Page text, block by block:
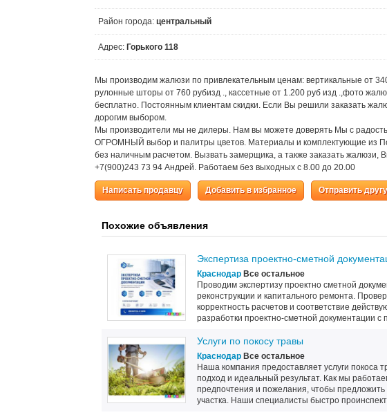
Район города: центральный
Адрес: Горького 118
Мы производим жалюзи по привлекательным ценам: вертикальные от
рулонные шторы от 760 рубизд ., кассетные от 1.200 руб изд .,фото
бесплатно. Постоянным клиентам скидки. Если Вы решили заказать
дорогим выбором.
Мы производители мы не дилеры. Нам вы можете доверять Мы с
ОГРОМНЫЙ выбор и палитры цветов. Материалы и комплектующие из
без наличным расчетом. Вызвать замерщика, а также заказать жалюзи,
+7(900)243 73 94 Андрей. Работаем без выходных с 8.00 до 20.00
Написать продавцу Добавить в избранное Отправить другу
Похожие объявления
Экспертиза проектно-сметной
Краснодар Все остальное
Проводим экспертизу проектно сметной
реконструкции и капитального ремонта.
корректность расчетов и соответствие
разработки проектно-сметной документации
Услуги по покосу травы
Краснодар Все остальное
Наша компания предоставляет услуги
подход и идеальный результат. Как мы
предпочтения и пожелания, чтобы
участка. Наши специалисты быстро